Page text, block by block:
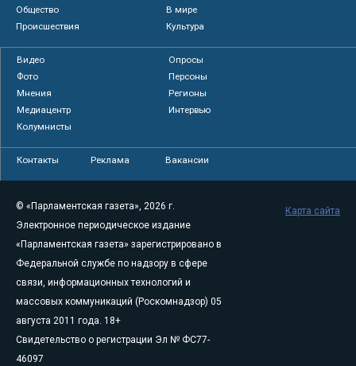
Общество
В мире
Происшествия
Культура
Видео
Опросы
Фото
Персоны
Мнения
Регионы
Медиацентр
Интервью
Колумнисты
Контакты Реклама Вакансии
© «Парламентская газета», 2026 г.
Электронное периодическое издание
«Парламентская газета» зарегистрировано в
Федеральной службе по надзору в сфере
связи, информационных технологий и
массовых коммуникаций (Роскомнадзор) 05
августа 2011 года. 18+
Свидетельство о регистрации Эл № ФС77-
46097
Карта сайта